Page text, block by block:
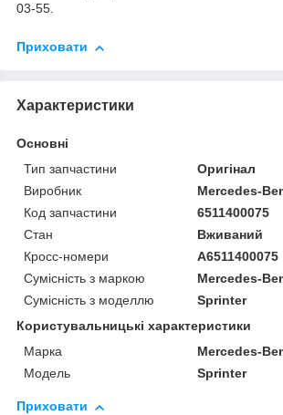
03-55.
Приховати
Характеристики
Основні
Тип запчастини
Оригінал
Виробник
Mercedes-
Код запчастини
6511400075
Стан
Вживаний
Кросс-номери
A6511400075
Сумісність з маркою
Mercedes-
Сумісність з моделлю
Sprinter
Користувальницькі характеристики
Марка
Mercedes-
Модель
Sprinter
Приховати